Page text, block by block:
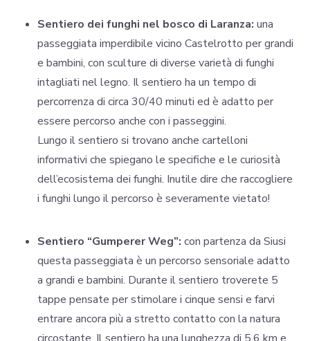
Sentiero dei funghi nel bosco di Laranza: una
passeggiata imperdibile vicino Castelrotto per grandi
e bambini, con sculture di diverse varietà di funghi
intagliati nel legno. Il sentiero ha un tempo di
percorrenza di circa 30/40 minuti ed è adatto per
essere percorso anche con i passeggini.
Lungo il sentiero si trovano anche cartelloni
informativi che spiegano le specifiche e le curiosità
dell’ecosistema dei funghi. Inutile dire che raccogliere
i funghi lungo il percorso è severamente vietato!
Sentiero “Gumperer Weg”: con partenza da Siusi
questa passeggiata è un percorso sensoriale adatto
a grandi e bambini. Durante il sentiero troverete 5
tappe pensate per stimolare i cinque sensi e farvi
entrare ancora più a stretto contatto con la natura